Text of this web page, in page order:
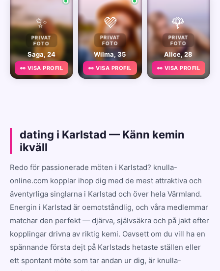
✨
PRIVAT
FOTO
Saga, 24
👀 VISA PROFIL
💜
PRIVAT
FOTO
Wilma, 35
👀 VISA PROFIL
🌹
PRIVAT
FOTO
Alice, 28
👀 VISA PROFIL
dating i Karlstad — Känn kemin
ikväll
Redo för passionerade möten i Karlstad? knulla-
online.com kopplar ihop dig med de mest attraktiva och
äventyrliga singlarna i Karlstad och över hela Värmland.
Energin i Karlstad är oemotståndlig, och våra medlemmar
matchar den perfekt — djärva, självsäkra och på jakt efter
kopplingar drivna av riktig kemi. Oavsett om du vill ha en
spännande första dejt på Karlstads hetaste ställen eller
ett spontant möte som tar andan ur dig, är knulla-